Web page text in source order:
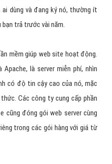
dùng và đang ký nó, thường ít
bạn trả trước vài năm.
mềm giúp web site hoạt động.
là server miễn phí, nhìn
có độ tin cậy cao của nó, mặc
Các công ty cung cấp phần
cũng đóng gói web server cùng
trong các gói hàng với giá từ